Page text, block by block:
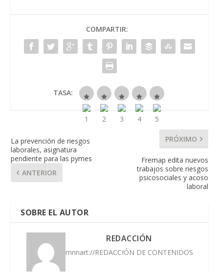
COMPARTIR:
TASA:
La prevención de riesgos
laborales, asignatura
pendiente para las pymes
ANTERIOR
PRÓXIMO
Fremap edita nuevos
trabajos sobre riesgos
psicosociales y acoso
laboral
SOBRE EL AUTOR
REDACCIÓN
mnnart://REDACCIÓN DE CONTENIDOS